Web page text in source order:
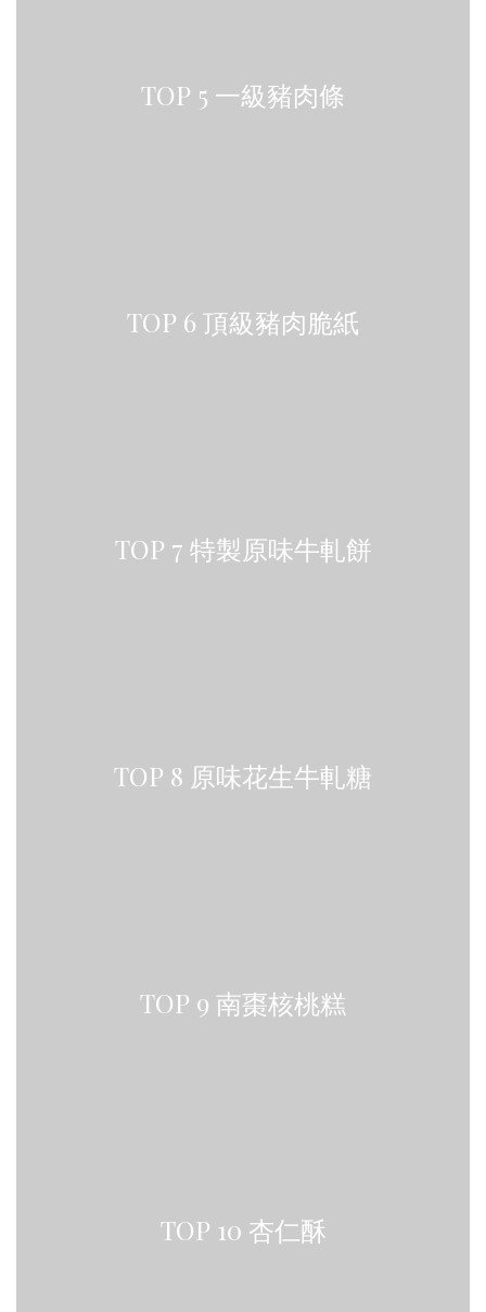
TOP 5 一級豬肉條
TOP 6 頂級豬肉脆紙
TOP 7 特製原味牛軋餅
TOP 8 原味花生牛軋糖
TOP 9 南棗核桃糕
TOP 10 杏仁酥